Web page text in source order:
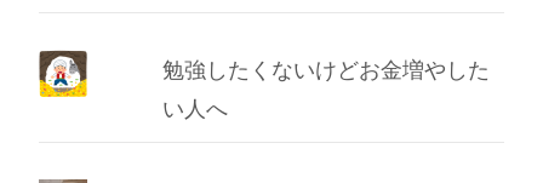
勉強したくないけどお金増やした
い人へ